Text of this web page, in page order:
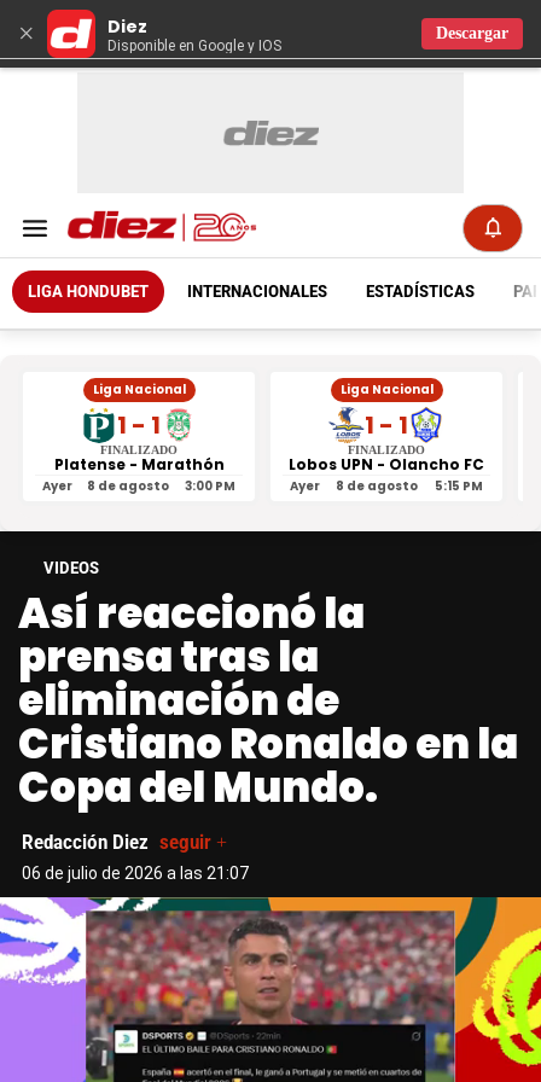
× Diez
Disponible en Google y IOS
Descargar
LIGA HONDUBET INTERNACIONALES ESTADÍSTICAS
Liga Nacional
1 - 1
FINALIZADO
Platense - Marathón
Ayer 8 de agosto 3:00 PM
Liga Nacional
1 - 1
FINALIZADO
Lobos UPN - Olancho FC
Ayer 8 de agosto 5:15 PM
VIDEOS
Así reaccionó la
prensa tras la
eliminación de
Cristiano Ronaldo en la
Copa del Mundo.
Redacción Diez seguir +
06 de julio de 2026 a las 21:07